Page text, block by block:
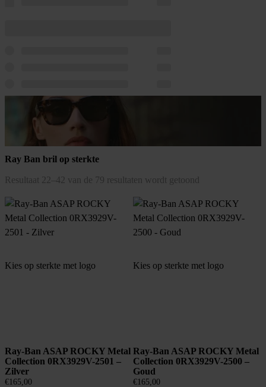
Ray Ban bril op sterkte
Resultaat 22–42 van de 79 resultaten wordt getoond
populariteit
Kies op sterkte met logo
Ray-Ban ASAP ROCKY Metal
Collection 0RX3929V-2501 –
Zilver
€165,00
Kies op sterkte met logo
Ray-Ban ASAP ROCKY Metal
Collection 0RX3929V-2500 –
Goud
€165,00